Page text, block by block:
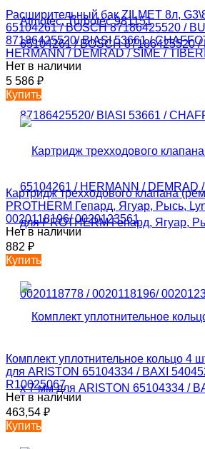
Расширительный бак ZILMET 8л,
65104261 / BOSCH 87186425520 /
87186425520/ BIASI 53661 /
HERMANN / DEMRAD / SIME /
Нет в наличии
5 586 ₽
Купить
Картридж трехходового клапана
PROTHERM Гепард, Ягуар, Рысь,
0020118196/ 0020123561
Нет в наличии
882 ₽
Купить
Комплект уплотнительное кольцо 4
для ARISTON 65104334 / BAXI
R10025067
Нет в наличии
463,54 ₽
Купить